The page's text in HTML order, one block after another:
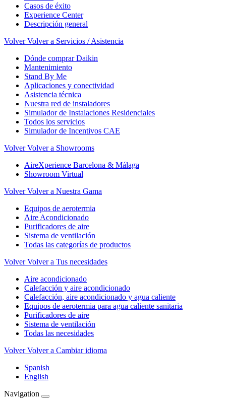
Casos de éxito
Experience Center
Descripción general
Volver Volver a Servicios / Asistencia
Dónde comprar Daikin
Mantenimiento
Stand By Me
Aplicaciones y conectividad
Asistencia técnica
Nuestra red de instaladores
Simulador de Instalaciones Residenciales
Todos los servicios
Simulador de Incentivos CAE
Volver Volver a Showrooms
AireXperience Barcelona & Málaga
Showroom Virtual
Volver Volver a Nuestra Gama
Equipos de aerotermia
Aire Acondicionado
Purificadores de aire
Sistema de ventilación
Todas las categorías de productos
Volver Volver a Tus necesidades
Aire acondicionado
Calefacción y aire acondicionado
Calefacción, aire acondicionado y agua caliente
Equipos de aerotermia para agua caliente sanitaria
Purificadores de aire
Sistema de ventilación
Todas las necesidades
Volver Volver a Cambiar idioma
Spanish
English
Navigation